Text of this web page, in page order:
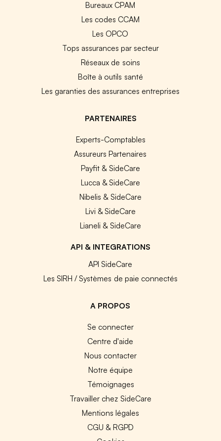
Bureaux CPAM
Les codes CCAM
Les OPCO
Tops assurances par secteur
Réseaux de soins
Boîte à outils santé
Les garanties des assurances entreprises
PARTENAIRES
Experts-Comptables
Assureurs Partenaires
Payfit & SideCare
Lucca & SideCare
Nibelis & SideCare
Livi & SideCare
Lianeli & SideCare
API & INTEGRATIONS
API SideCare
Les SIRH / Systèmes de paie connectés
A PROPOS
Se connecter
Centre d'aide
Nous contacter
Notre équipe
Témoignages
Travailler chez SideCare
Mentions légales
CGU & RGPD